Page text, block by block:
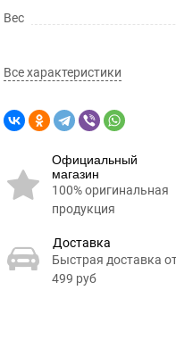
Вес
Все характеристики
Официальный
магазин
100% оригинальная
продукция
Доставка
Быстрая доставка
499 руб